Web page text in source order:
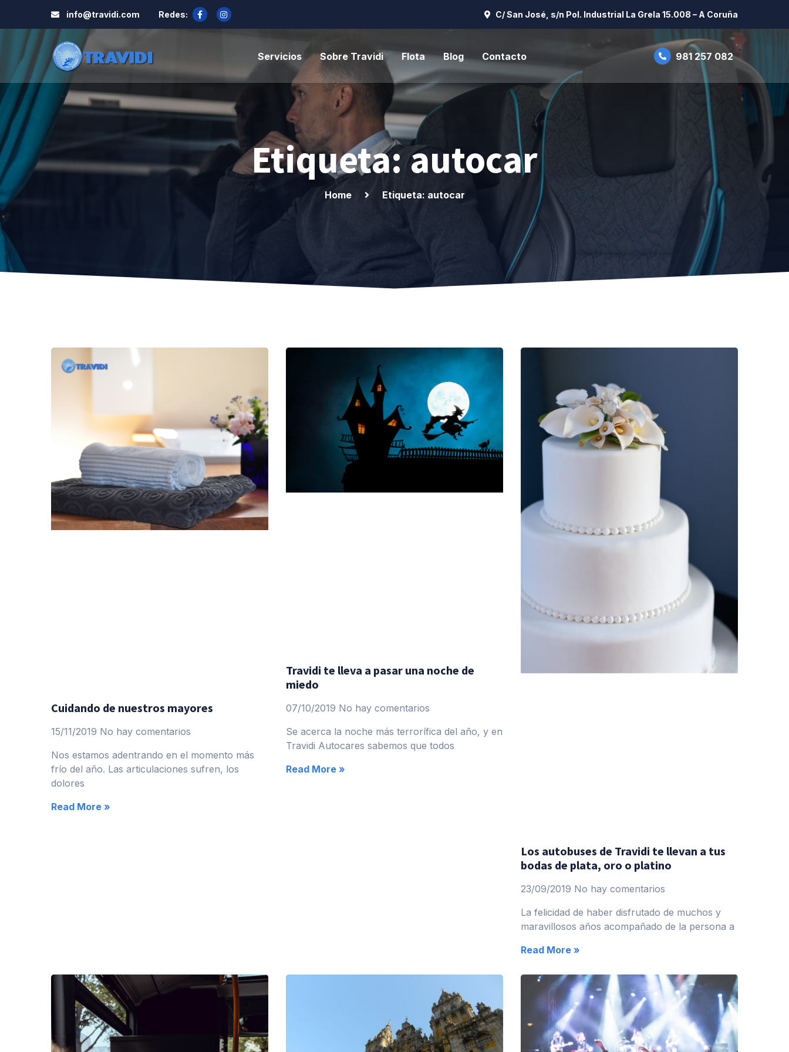
info@travidi.com Redes: C/ San José, s/n Pol. Industrial La Grela 15.008 – A Coruña
Servicios Sobre Travidi Flota Blog Contacto 981 257 082
Etiqueta: autocar
Home Etiqueta: autocar
Cuidando de nuestros mayores
15/11/2019 No hay comentarios
Nos estamos adentrando en el momento más
frío del año. Las articulaciones sufren, los
dolores
Read More »
Travidi te lleva a pasar una noche de
miedo
07/10/2019 No hay comentarios
Se acerca la noche más terrorífica del año, y en
Travidi Autocares sabemos que todos
Read More »
Los autobuses de Travidi te llevan a tus
bodas de plata, oro o platino
23/09/2019 No hay comentarios
La felicidad de haber disfrutado de muchos y
maravillosos años acompañado de la persona a
Read More »